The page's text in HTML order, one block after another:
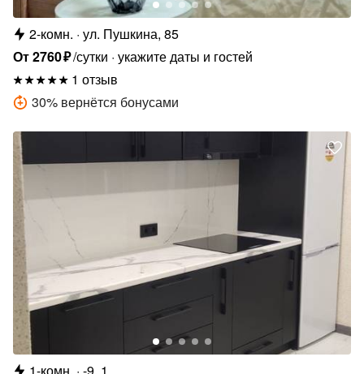
2-комн. ул. Пушкина, 85
От2760₽/сутки укажите даты и гостей
1 отзыв
30% вернётся бонусами
1-комн. -9, 1